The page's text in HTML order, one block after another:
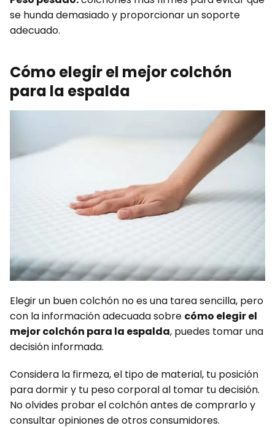
se hunda demasiado y proporcionar un soporte
adecuado.
Cómo elegir el mejor colchón
para la espalda
Elegir un buen colchón no es una tarea sencilla, pero
con la información adecuada sobre cómo elegir el
mejor colchón para la espalda, puedes tomar una
decisión informada.
Considera la firmeza, el tipo de material, tu posición
para dormir y tu peso corporal al tomar tu decisión.
No olvides probar el colchón antes de comprarlo y
consultar opiniones de otros consumidores.